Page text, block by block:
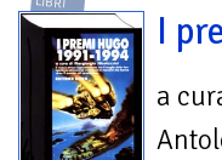
I
a